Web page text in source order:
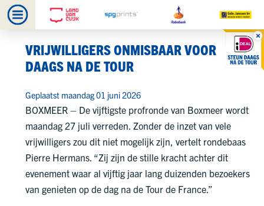
VRIJWILLIGERS ONMISBAAR VOOR
DAAGS NA DE TOUR
Geplaatst maandag 01 juni 2026
BOXMEER – De vijftigste profronde van Boxmeer wordt
maandag 27 juli verreden. Zonder de inzet van vele
vrijwilligers zou dit niet mogelijk zijn, vertelt rondebaas
Pierre Hermans. “Zij zijn de stille kracht achter dit
evenement waar al vijftig jaar lang duizenden bezoekers
van genieten op de dag na de Tour de France.”